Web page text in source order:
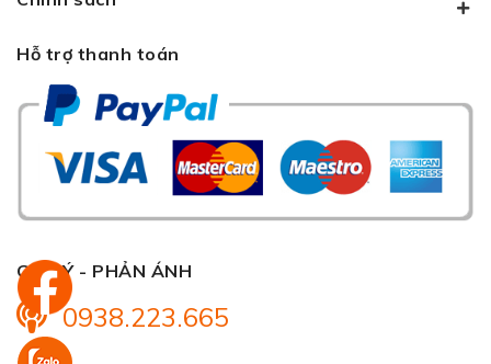
Hỗ trợ thanh toán
GÓP Ý - PHẢN ÁNH
0938.223.665